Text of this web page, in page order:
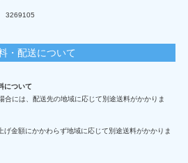
3269105
・配送について
について
合には、配送先の地域に応じて別途送料がかかりま
げ金額にかかわらず地域に応じて別途送料がかかりま